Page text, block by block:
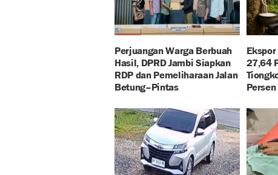
Perjuangan Warga Berbuah
Hasil, DPRD Jambi Siapkan
RDP dan Pemeliharaan Jalan
Betung–Pintas
27,64
Persen